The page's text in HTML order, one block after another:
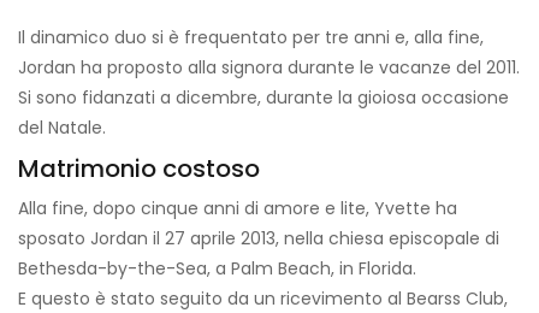
Il dinamico duo si è frequentato per tre anni e, alla fine,
Jordan ha proposto alla signora durante le vacanze del 2011.
Si sono fidanzati a dicembre, durante la gioiosa occasione
del Natale.
Matrimonio costoso
Alla fine, dopo cinque anni di amore e lite, Yvette ha
sposato Jordan il 27 aprile 2013, nella chiesa episcopale di
Bethesda-by-the-Sea, a Palm Beach, in Florida.
E questo è stato seguito da un ricevimento al Bearss Club,